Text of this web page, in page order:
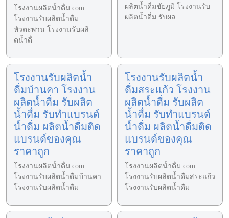
โรงงานผลิตน้ำดื่ม.com
โรงงานรับผลิตน้ำดื่ม
หัวตะพาน โรงงานรับผลิ
ตน้ำดื่
ผลิตน้ำดื่มชัยภูมิ โรงงานรับ
ผลิตน้ำดื่ม รับผล
โรงงานรับผลิตน้ำ
ดื่มบ้านคา โรงงาน
ผลิตน้ำดื่ม รับผลิต
น้ำดื่ม รับทำแบรนด์
น้ำดื่ม ผลิตน้ำดื่มติด
แบรนด์ของคุณ
ราคาถูก
โรงงานผลิตน้ำดื่ม.com
โรงงานรับผลิตน้ำดื่มบ้านคา
โรงงานรับผลิตน้ำดื่ม
โรงงานรับผลิตน้ำ
ดื่มสระแก้ว โรงงาน
ผลิตน้ำดื่ม รับผลิต
น้ำดื่ม รับทำแบรนด์
น้ำดื่ม ผลิตน้ำดื่มติด
แบรนด์ของคุณ
ราคาถูก
โรงงานผลิตน้ำดื่ม.com
โรงงานรับผลิตน้ำดื่มสระแก้ว
โรงงานรับผลิตน้ำดื่ม